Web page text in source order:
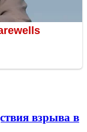
взрыва в